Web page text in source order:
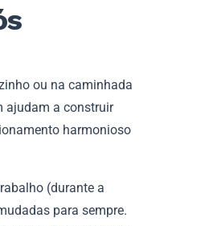
ou na caminhada
ajudam a construir
harmonioso
(durante a
para sempre.